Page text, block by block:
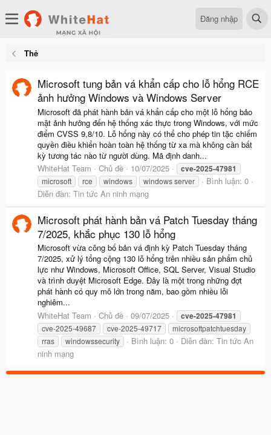
Đăng nhập
Thẻ
Microsoft tung bản vá khẩn cấp cho lỗ hổng RCE
ảnh hưởng Windows và Windows Server
Microsoft đã phát hành bản vá khẩn cấp cho một lỗ hổng bảo
mật ảnh hưởng đến hệ thống xác thực trong Windows, với mức
điểm CVSS 9,8/10. Lỗ hổng này có thể cho phép tin tặc chiếm
quyền điều khiển hoàn toàn hệ thống từ xa mà không cần bất
kỳ tương tác nào từ người dùng. Mã định danh...
WhiteHat Team
Chủ đề 10/07/2025 cve-2025-47981
microsoft rce windows windows server
Bình luận: 0
Diễn đàn: Tin tức An ninh mạng
Microsoft phát hành bản vá Patch Tuesday tháng
7/2025, khắc phục 130 lỗ hổng
Microsoft vừa công bố bản vá định kỳ Patch Tuesday tháng
7/2025, xử lý tổng cộng 130 lỗ hổng trên nhiều sản phẩm chủ
lực như Windows, Microsoft Office, SQL Server, Visual Studio
và trình duyệt Microsoft Edge. Đây là một trong những đợt
phát hành có quy mô lớn trong năm, bao gồm nhiều lỗi
nghiêm...
WhiteHat Team
Chủ đề 09/07/2025 cve-2025-47981
cve-2025-49687 cve-2025-49717
microsoftpatchtuesday
rras
windowssecurity Bình luận: 0 Diễn đàn: Tin tức An
ninh mạng